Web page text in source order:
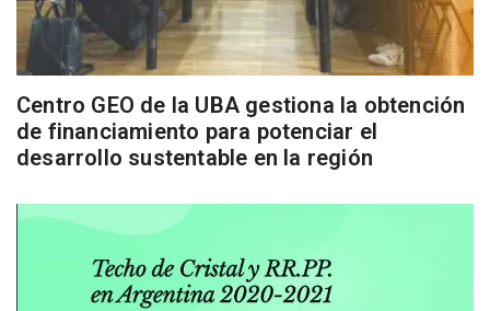
Centro GEO de la UBA gestiona la obtención
de financiamiento para potenciar el
desarrollo sustentable en la región